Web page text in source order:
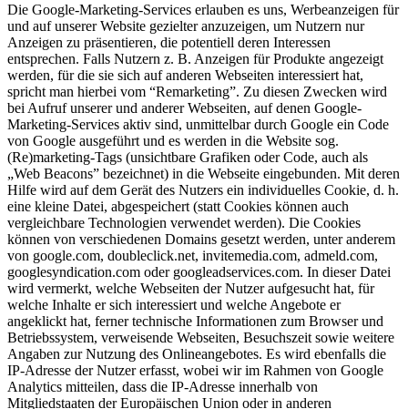
Die Google-Marketing-Services erlauben es uns, Werbeanzeigen für
und auf unserer Website gezielter anzuzeigen, um Nutzern nur
Anzeigen zu präsentieren, die potentiell deren Interessen
entsprechen. Falls Nutzern z. B. Anzeigen für Produkte angezeigt
werden, für die sie sich auf anderen Webseiten interessiert hat,
spricht man hierbei vom “Remarketing”. Zu diesen Zwecken wird
bei Aufruf unserer und anderer Webseiten, auf denen Google-
Marketing-Services aktiv sind, unmittelbar durch Google ein Code
von Google ausgeführt und es werden in die Website sog.
(Re)marketing-Tags (unsichtbare Grafiken oder Code, auch als
„Web Beacons” bezeichnet) in die Webseite eingebunden. Mit deren
Hilfe wird auf dem Gerät des Nutzers ein individuelles Cookie, d. h.
eine kleine Datei, abgespeichert (statt Cookies können auch
vergleichbare Technologien verwendet werden). Die Cookies
können von verschiedenen Domains gesetzt werden, unter anderem
von google.com, doubleclick.net, invitemedia.com, admeld.com,
googlesyndication.com oder googleadservices.com. In dieser Datei
wird vermerkt, welche Webseiten der Nutzer aufgesucht hat, für
welche Inhalte er sich interessiert und welche Angebote er
angeklickt hat, ferner technische Informationen zum Browser und
Betriebssystem, verweisende Webseiten, Besuchszeit sowie weitere
Angaben zur Nutzung des Onlineangebotes. Es wird ebenfalls die
IP-Adresse der Nutzer erfasst, wobei wir im Rahmen von Google
Analytics mitteilen, dass die IP-Adresse innerhalb von
Mitgliedstaaten der Europäischen Union oder in anderen